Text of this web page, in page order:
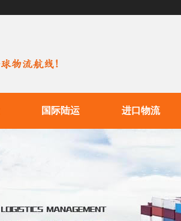
国际陆运 进口物流